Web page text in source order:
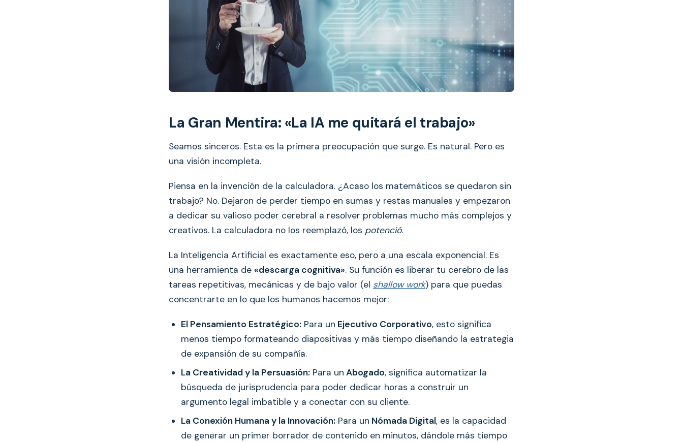
La Gran Mentira: «La IA me quitará el trabajo»
Seamos sinceros. Esta es la primera preocupación que surge. Es natural. Pero es
una visión incompleta.
Piensa en la invención de la calculadora. ¿Acaso los matemáticos se quedaron sin
trabajo? No. Dejaron de perder tiempo en sumas y restas manuales y empezaron
a dedicar su valioso poder cerebral a resolver problemas mucho más complejos y
creativos. La calculadora no los reemplazó, los potenció.
La Inteligencia Artificial es exactamente eso, pero a una escala exponencial. Es
una herramienta de «descarga cognitiva». Su función es liberar tu cerebro de las
tareas repetitivas, mecánicas y de bajo valor (el shallow work) para que puedas
concentrarte en lo que los humanos hacemos mejor:
El Pensamiento Estratégico: Para un Ejecutivo Corporativo, esto significa
menos tiempo formateando diapositivas y más tiempo diseñando la estrategia
de expansión de su compañía.
La Creatividad y la Persuasión: Para un Abogado, significa automatizar la
búsqueda de jurisprudencia para poder dedicar horas a construir un
argumento legal imbatible y a conectar con su cliente.
La Conexión Humana y la Innovación: Para un Nómada Digital, es la capacidad
de generar un primer borrador de contenido en minutos, dándole más tiempo